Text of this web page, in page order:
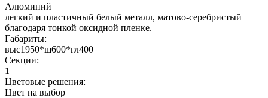
Алюминий
легкий и пластичный белый металл, матово-серебристый
благодаря тонкой оксидной пленке.
Габариты:
выс1950*ш600*гл400
Секции:
1
Цветовые решения:
Цвет на выбор